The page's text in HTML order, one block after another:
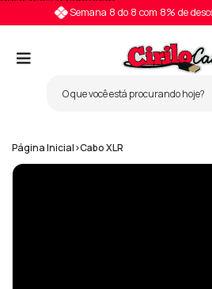
Semana 8 do 8 com 8% de
Página Inicial>Cabo XLR